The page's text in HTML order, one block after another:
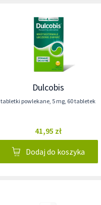
Dulcobis
tabletki powlekane, 5 mg, 60 tabletek
41,95 zł
Dodaj do koszyka